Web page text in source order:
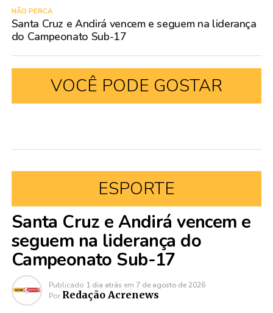
NÃO PERCA
Santa Cruz e Andirá vencem e seguem na liderança
do Campeonato Sub-17
VOCÊ PODE GOSTAR
ESPORTE
Santa Cruz e Andirá vencem e
seguem na liderança do
Campeonato Sub-17
Publicado 1 dia atrás em 7 de agosto de 2026
Por Redação Acrenews